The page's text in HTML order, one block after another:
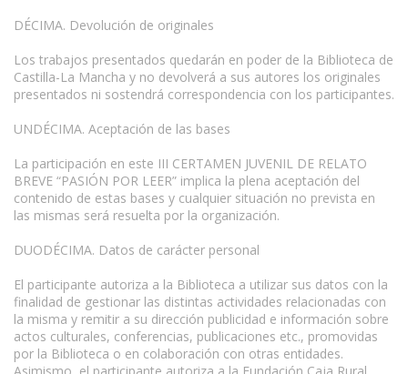
DÉCIMA. Devolución de originales
Los trabajos presentados quedarán en poder de la Biblioteca de
Castilla-La Mancha y no devolverá a sus autores los originales
presentados ni sostendrá correspondencia con los participantes.
UNDÉCIMA. Aceptación de las bases
La participación en este III CERTAMEN JUVENIL DE RELATO
BREVE “PASIÓN POR LEER” implica la plena aceptación del
contenido de estas bases y cualquier situación no prevista en
las mismas será resuelta por la organización.
DUODÉCIMA. Datos de carácter personal
El participante autoriza a la Biblioteca a utilizar sus datos con la
finalidad de gestionar las distintas actividades relacionadas con
la misma y remitir a su dirección publicidad e información sobre
actos culturales, conferencias, publicaciones etc., promovidas
por la Biblioteca o en colaboración con otras entidades.
Asimismo, el participante autoriza a la Fundación Caja Rural